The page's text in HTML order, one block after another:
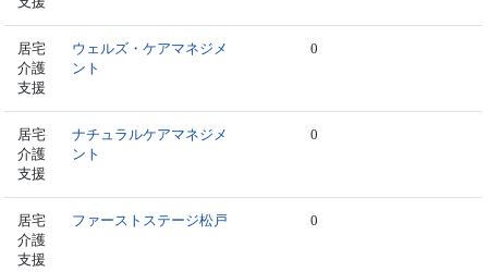
居宅
介護
支援
ウェルズ・ケアマネジメ
ント
0
居宅
介護
支援
ナチュラルケアマネジメ
ント
0
居宅
介護
支援
ファーストステージ松戸 0